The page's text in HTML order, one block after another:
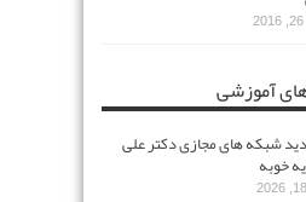
آموزشی
شبکه های مجازی دکتر علی
خوبه